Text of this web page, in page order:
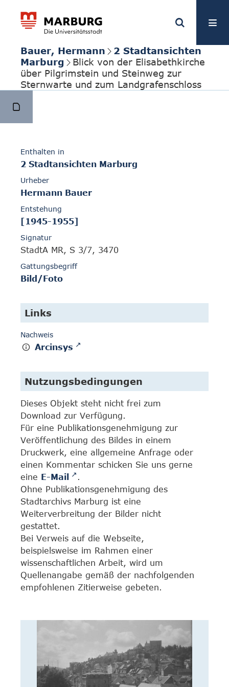
Bauer, Hermann
2 Stadtansichten
Marburg
Blick von der Elisabethkirche
über Pilgrimstein und Steinweg zur
Sternwarte und zum Landgrafenschloss
Enthalten in
2 Stadtansichten Marburg
Urheber
Hermann Bauer
Entstehung
[1945-1955]
Signatur
StadtA MR, S 3/7, 3470
Gattungsbegriff
Bild/Foto
Links
Nachweis
Arcinsys
Nutzungsbedingungen
Dieses Objekt steht nicht frei zum
Download zur Verfügung.
Für eine Publikationsgenehmigung zur
Veröffentlichung des Bildes in einem
Druckwerk, eine allgemeine Anfrage oder
einen Kommentar schicken Sie uns gerne
eine E-Mail
.
Ohne Publikationsgenehmigung des
Stadtarchivs Marburg ist eine
Weiterverbreitung der Bilder nicht
gestattet.
Bei Verweis auf die Webseite,
beispielsweise im Rahmen einer
wissenschaftlichen Arbeit, wird um
Quellenangabe gemäß der nachfolgenden
empfohlenen Zitierweise gebeten.